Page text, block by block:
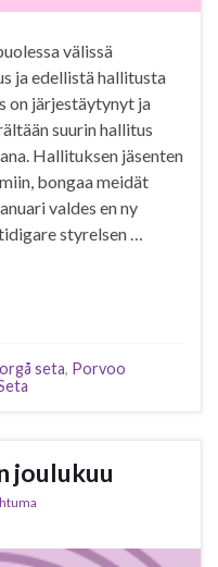
välissä
ja edellistä hallitusta
on järjestäytynyt ja
suurin hallitus
Hallituksen jäsenten
bongaa meidät
valdes en ny
styrelsen …
seta, Porvoo
joulukuu